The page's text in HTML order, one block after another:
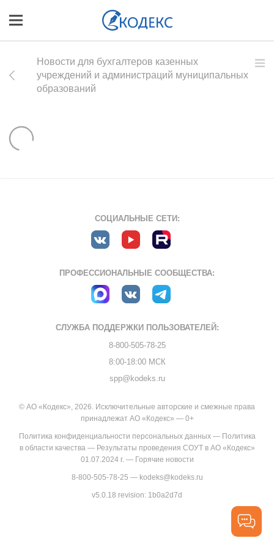
Новости для бухгалтеров казенных
учреждений и администраций муниципальных
образований
СОЦИАЛЬНЫЕ СЕТИ:
ПРОФЕССИОНАЛЬНЫЕ СООБЩЕСТВА:
СЛУЖБА ПОДДЕРЖКИ ПОЛЬЗОВАТЕЛЕЙ:
8-800-505-78-25
8:00-18:00 МСК
spp@kodeks.ru
© АО «Кодекс», 2026. Исключительные авторские и смежные права
принадлежат АО «Кодекс» — 0+
Политика конфиденциальности персональных данных— Политика
в области качества— Результаты проведения СОУТ в АО «Кодекс»
01.07.2024 г.— Горячие новости
8-800-505-78-25 — kodeks@kodeks.ru
v5.0.18 revision: 1b0a2d7d